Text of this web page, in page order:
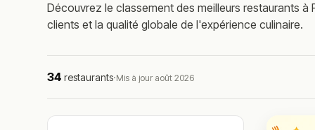
Découvrez le classement des meilleurs restaurants
clients et la qualité globale de l'expérience culinaire.
34 restaurants·Mis à jour août 2026